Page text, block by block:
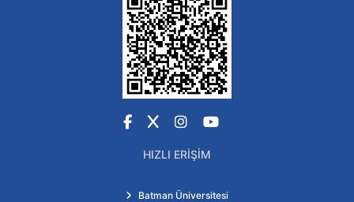
Facebook
X Instagram
YouTube
HIZLI ERIŞIM
Batman Üniversitesi